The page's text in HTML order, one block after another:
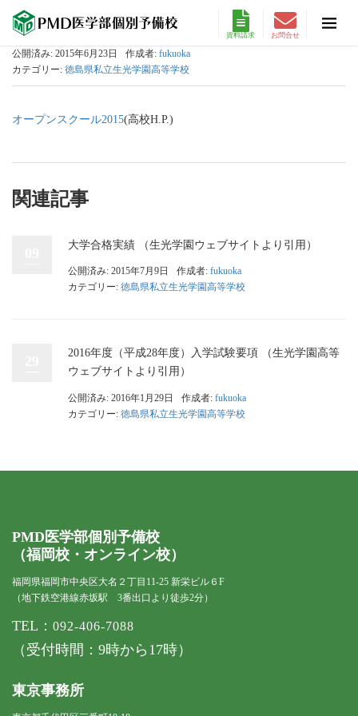
お問合せ
資料請求
公開済み: 2015年6月23日 作成者: fukuoka
カテゴリー: 徳島県私立生光学園高等学校
オープンスクール2015(高校H.P.)
関連記事
大学合格実績 （生光学園ウェブサイトより引用）
公開済み: 2015年7月9日 作成者: fukuoka
カテゴリー: 徳島県私立生光学園高等学校
2016年度（平成28年度）入学試験要項 （生光学園高等
ウェブサイトより引用）
公開済み: 2016年1月29日 作成者: fukuoka
カテゴリー: 徳島県私立生光学園高等学校
PMD医学部個別予備校
（福岡校・オンライン校）
福岡県福岡市中央区大名２丁目11-25 新栄ビル６F
（地下鉄空港線赤坂駅 3番出口より徒歩2分）
TEL： 092-406-7088
（受付時間：9時から17時）
東京事務所